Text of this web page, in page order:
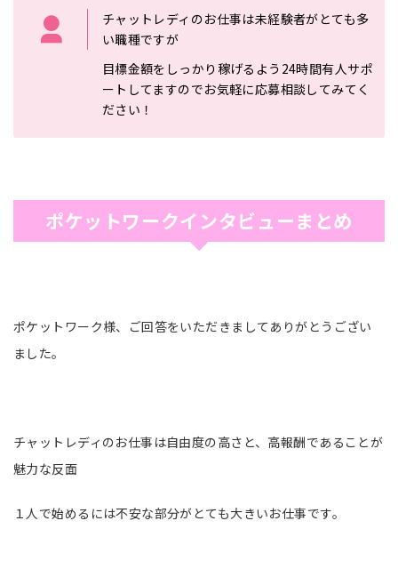
チャットレディのお仕事は未経験者がとても多
い職種ですが
目標金額をしっかり稼げるよう24時間有人サポ
ートしてますのでお気軽に応募相談してみてく
ださい！
ポケットワークインタビューまとめ
ポケットワーク様、ご回答をいただきましてありがとうござい
ました。
チャットレディのお仕事は自由度の高さと、高報酬であることが
魅力な反面
１人で始めるには不安な部分がとても大きいお仕事です。